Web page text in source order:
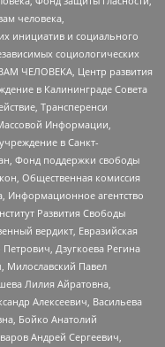
человека,
инициатив и социального
социологических
ЧЕЛОВЕКА, Центр развития
в Калининграде Совета
Трансперенси
Информации,
в Санкт-
Фонд поддержки свободы
Общественная комиссия
Информационное агентство
Развития Свободы
вердикт, Евразийская
Дзугкоева Регина
Милославский Павел
Лилия Айратовна,
Алексеевич, Васильева
Бойко Анатолий
Андрей Сергеевич,